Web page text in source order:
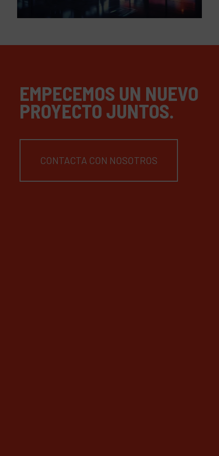
EMPECEMOS UN NUEVO
PROYECTO JUNTOS.
CONTACTA CON NOSOTROS